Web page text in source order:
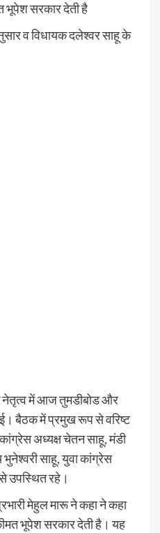
भूपेश सरकार देती है
व विधायक दलेश्वर साहू के
नेतृत्व में आज तुमडीबोड और
बैठक में प्रमुख रूप से वरिष्ट
कांग्रेस अध्यक्ष चेतन साहू, मंडी
साहू, युवा कांग्रेस
उपस्थित रहे।
मेहुल मारू ने कहा ने कहा
भूपेश सरकार देती है। यह